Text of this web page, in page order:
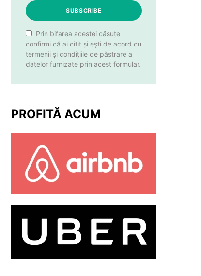
SUBSCRIBE
Prin bifarea acestei căsuțe
confirmi că ai citit și ești de acord cu
termenii și condițiile de păstrare a
datelor furnizate prin acest formular.
PROFITĂ ACUM